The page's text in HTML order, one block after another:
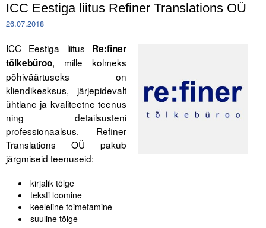
Astu ICC Eesti liikmeks!
ICC Eesti
Tegevused
Publikatsioonid
Arvamus
Viidad
ICC WBO
ICC komisjonid
ICC Eestiga liitus Refiner Translations OÜ
26.07.2018
ICC Eestiga liitus Re:finer
tõlkebüroo, mille kolmeks
põhiväärtuseks on
kliendikesksus, järjepidevalt
ühtlane ja kvaliteetne teenus
ning detailsusteni
professionaalsus. Refiner
Translations OÜ pakub
järgmiseid teenuseid:
kirjalik tõlge
teksti loomine
keeleline toimetamine
suuline tõlge